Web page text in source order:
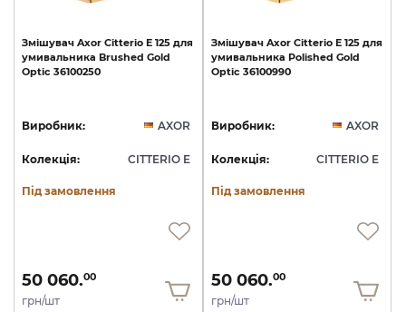
Змішувач Axor Citterio E 125 для
умивальника Brushed Gold
Optic 36100250
Виробник: AXOR
Колекція: CITTERIO E
Під замовлення
50 060.00
грн/шт
Змішувач Axor Citterio E 125 для
умивальника Polished Gold
Optic 36100990
Виробник: AXOR
Колекція: CITTERIO E
Під замовлення
50 060.00
грн/шт